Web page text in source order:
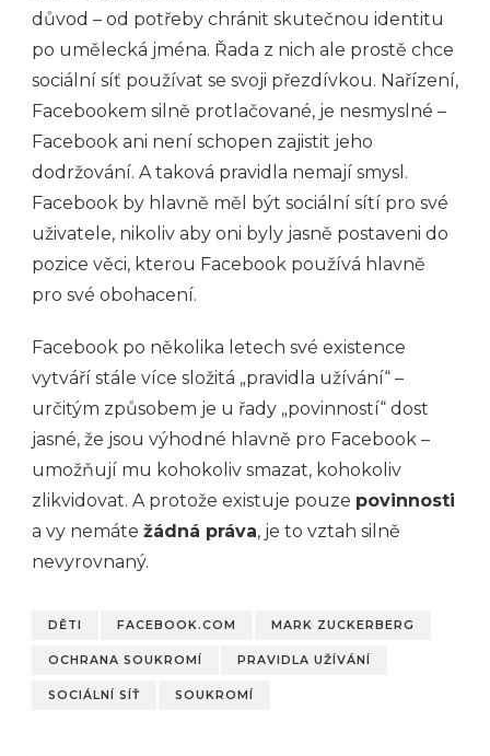
důvod – od potřeby chránit skutečnou identitu
po umělecká jména. Řada z nich ale prostě chce
sociální síť používat se svoji přezdívkou. Nařízení,
Facebookem silně protlačované, je nesmyslné –
Facebook ani není schopen zajistit jeho
dodržování. A taková pravidla nemají smysl.
Facebook by hlavně měl být sociální sítí pro své
uživatele, nikoliv aby oni byly jasně postaveni do
pozice věci, kterou Facebook používá hlavně
pro své obohacení.
Facebook po několika letech své existence
vytváří stále více složitá „pravidla užívání“ –
určitým způsobem je u řady „povinností“ dost
jasné, že jsou výhodné hlavně pro Facebook –
umožňují mu kohokoliv smazat, kohokoliv
zlikvidovat. A protože existuje pouze povinnosti
a vy nemáte žádná práva, je to vztah silně
nevyrovnaný.
DĚTI FACEBOOK.COM MARK ZUCKERBERG
OCHRANA SOUKROMÍ PRAVIDLA UŽÍVÁNÍ
SOCIÁLNÍ SÍŤ SOUKROMÍ